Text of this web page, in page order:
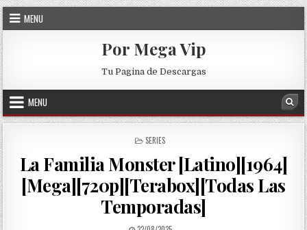
Skip to content
MENU
Por Mega Vip
Tu Pagina de Descargas
MENU
POSTED IN
SERIES
La Familia Monster [Latino][1964]
[Mega][720p][Terabox][Todas Las
Temporadas]